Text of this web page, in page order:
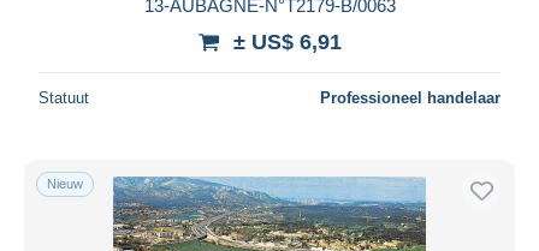
13-AUBAGNE-N°T2179-B/0063
± US$ 6,91
Statuut Professioneel handelaar
Nieuw